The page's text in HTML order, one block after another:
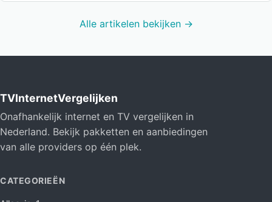
Alle artikelen bekijken →
TVInternetVergelijken
Onafhankelijk internet en TV vergelijken in
Nederland. Bekijk pakketten en aanbiedingen
van alle providers op één plek.
CATEGORIEËN